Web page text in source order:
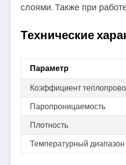
слоями. Также при
Технические
Параметр
Коэффициент
Паропроницаемость
Плотность
Температурный диапазон